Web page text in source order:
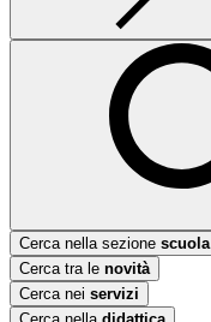
Cerca nella sezione scuola
Cerca tra le novità
Cerca nei servizi